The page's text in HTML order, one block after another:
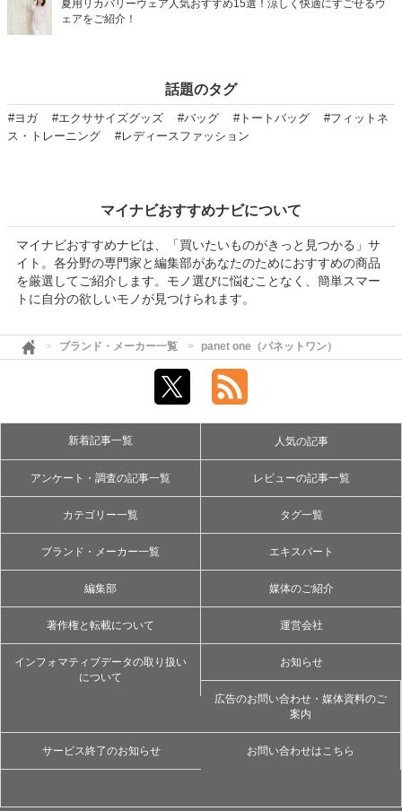
夏用リカバリーウェア人気おすすめ15選！涼しく快適にすごせるウ
ェアをご紹介！
話題のタグ
#ヨガ #エクササイズグッズ #バッグ #トートバッグ
#フィットネ
ス・トレーニング
#レディースファッション
マイナビおすすめナビについて
マイナビおすすめナビは、「買いたいものがきっと見つかる」サ
イト。各分野の専門家と編集部があなたのためにおすすめの商品
を厳選してご紹介します。モノ選びに悩むことなく、簡単スマー
トに自分の欲しいモノが見つけられます。
ブランド・メーカー一覧 panet one（パネットワン）
新着記事一覧 人気の記事
アンケート・調査の記事一覧 レビューの記事一覧
カテゴリー一覧 タグ一覧
ブランド・メーカー一覧 エキスパート
編集部 媒体のご紹介
著作権と転載について 運営会社
インフォマティブデータの取り扱い
について
お知らせ
広告のお問い合わせ・媒体資料のご
案内
サービス終了のお知らせ お問い合わせはこちら